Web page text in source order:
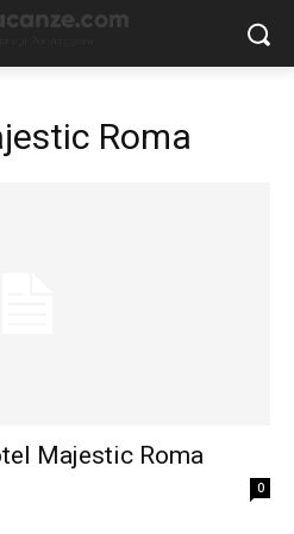
Roma
Majestic Roma
0